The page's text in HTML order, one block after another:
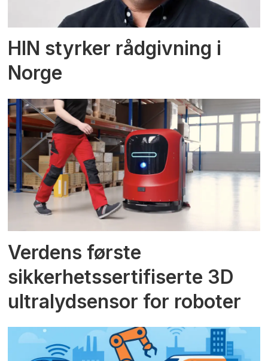
HIN styrker rådgivning i
Norge
Verdens første
sikkerhetssertifiserte 3D
ultralydsensor for roboter